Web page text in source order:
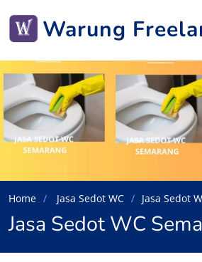
Warung
Home Jasa Sedot WC Jasa Sedot
Jasa Sedot WC